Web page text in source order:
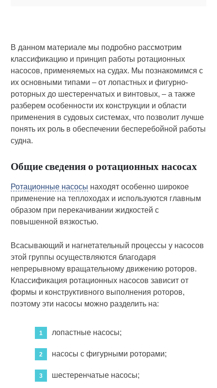
В данном материале мы подробно рассмотрим
классификацию и принцип работы ротационных
насосов, применяемых на судах. Мы познакомимся с
их основными типами – от лопастных и фигурно-
роторных до шестеренчатых и винтовых, – а также
разберем особенности их конструкции и области
применения в судовых системах, что позволит лучше
понять их роль в обеспечении бесперебойной работы
судна.
Общие сведения о ротационных насосах
Ротационные насосы находят особенно широкое
применение на теплоходах и используются главным
образом при перекачивании жидкостей с
повышенной вязкостью.
Всасывающий и нагнетательный процессы у насосов
этой группы осуществляются благодаря
непрерывному вращательному движению роторов.
Классификация ротационных насосов зависит от
формы и конструктивного выполнения роторов,
поэтому эти насосы можно разделить на:
лопастные насосы;
насосы с фигурными роторами;
шестеренчатые насосы;